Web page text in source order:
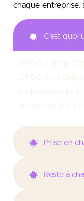
chaque entreprise,
C’est quoi
OPCO signifie
OPCO sont
professionnelle. Il
un secteur
Prise en
Reste à